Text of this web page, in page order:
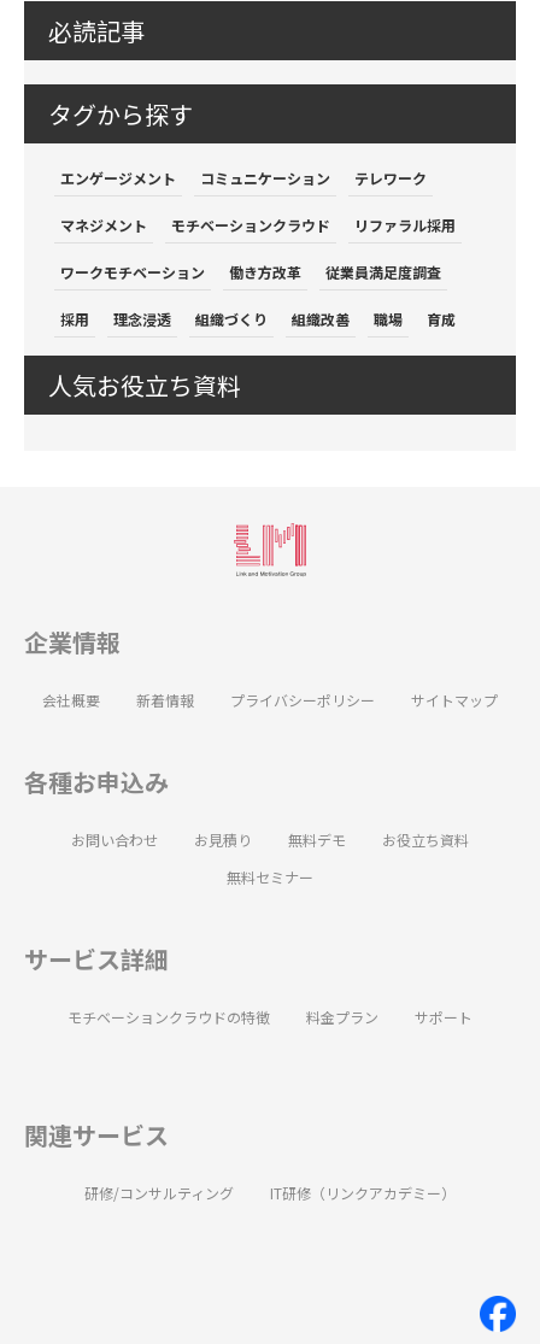
必読記事
タグから探す
エンゲージメント コミュニケーション テレワーク
マネジメント モチベーションクラウド リファラル採用
ワークモチベーション 働き方改革 従業員満足度調査
採用 理念浸透 組織づくり 組織改善 職場 育成
人気お役立ち資料
企業情報
会社概要 新着情報 プライバシーポリシー サイトマップ
各種お申込み
お問い合わせ お見積り 無料デモ
お役立ち資料
無料セミナー
サービス詳細
モチベーションクラウドの特徴 料金プラン サポート
関連サービス
研修/コンサルティング IT研修（リンクアカデミー）